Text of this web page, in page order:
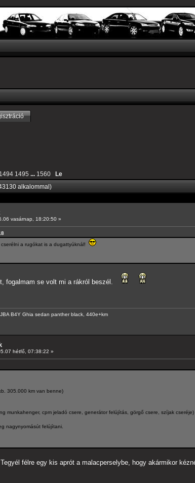
1494 1495 ... 1560 Le
alkalommal)
vasárnap, 18:20:50 »
a rugókat is a dugattyúknál!
fogalmam se volt mi a rákról beszél.
B4Y Ghia sedan panther black, 440e+km
hétfő, 07:38:22 »
305.000 km van benne)
munkahenger, cpm jeladó csere, generátor felújítás, görgő csere, szíjak cseréje)
nagynyomásút felújítani.
Tegyél félre egy kis aprót a malacperselybe, hogy akármikor